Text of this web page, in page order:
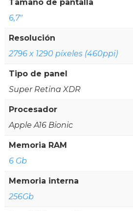
Tamaño de pantalla
6,7"
Resolución
2796 x 1290 píxeles (460ppi)
Tipo de panel
Super Retina XDR
Procesador
Apple A16 Bionic
Memoria RAM
6 Gb
Memoria interna
256Gb